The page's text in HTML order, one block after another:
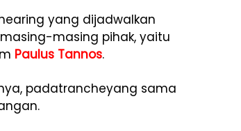
yang dijadwalkan
masing pihak, yaitu
Paulus Tannos.
padatrancheyang sama